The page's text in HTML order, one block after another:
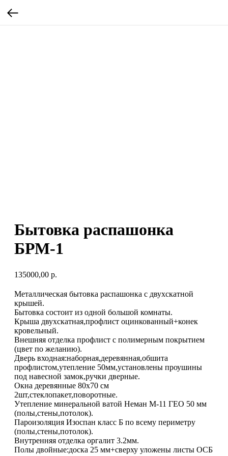
Бытовка распашонка
БРМ-1
135000,00 р.
Металлическая бытовка распашонка с двухскатной
крышей.
Бытовка состоит из одной большой комнаты.
Крыша двухскатная,профлист оцинкованный+конек
кровельный.
Внешняя отделка профлист с полимерным покрытием
(цвет по желанию).
Дверь входная:наборная,деревянная,обшита
профлистом,утепление 50мм,установлены проушины
под навесной замок,ручки дверные.
Окна деревянные 80х70 см
2шт,стеклопакет,поворотные.
Утепление минеральной ватой Неман М-11 ГЕО 50 мм
(полы,стены,потолок).
Пароизоляция Изоспан класс Б по всему периметру
(полы,стены,потолок).
Внутренняя отделка оргалит 3.2мм.
Полы двойные:доска 25 мм+сверху уложены листы ОСБ